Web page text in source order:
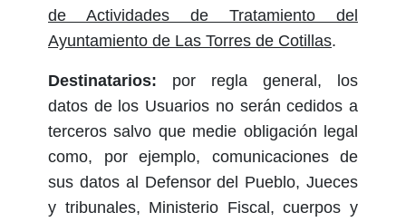
de Actividades de Tratamiento del
Ayuntamiento de Las Torres de Cotillas.
Destinatarios: por regla general, los
datos de los Usuarios no serán cedidos a
terceros salvo que medie obligación legal
como, por ejemplo, comunicaciones de
sus datos al Defensor del Pueblo, Jueces
y tribunales, Ministerio Fiscal, cuerpos y